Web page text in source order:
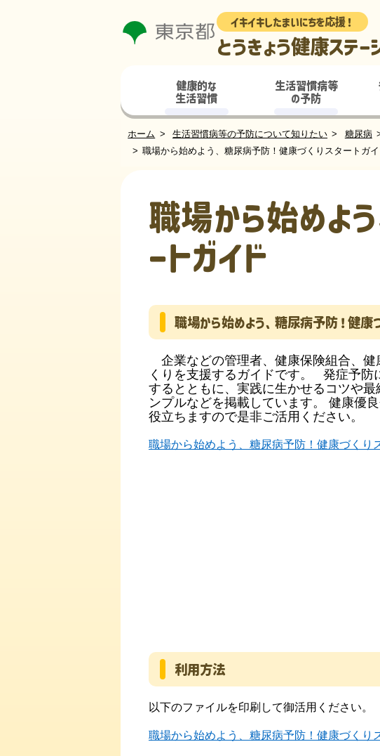
イキイキしたまいにちを応援！
とうきょう健康ステー
健康的な
生活習慣
生活習慣病等
の予防
ホーム 生活習慣病等の予防について知りたい 糖尿病
職場から始めよう、糖尿病予防！健康づくりスタートガ
職場から始めよ
ートガイド
職場から始めよう、糖尿病予防！健康づ
企業などの管理者、健康保険組合、
くりを支援するガイドです。
発症予防
するとともに、実践に生かせるコツや
ンプルなどを掲載しています。 健康優
役立ちますので是非ご活用ください。
職場から始めよう、糖尿病予防！健康づくり
利用方法
以下のファイルを印刷して御活用ください。
職場から始めよう、糖尿病予防！健康づくり